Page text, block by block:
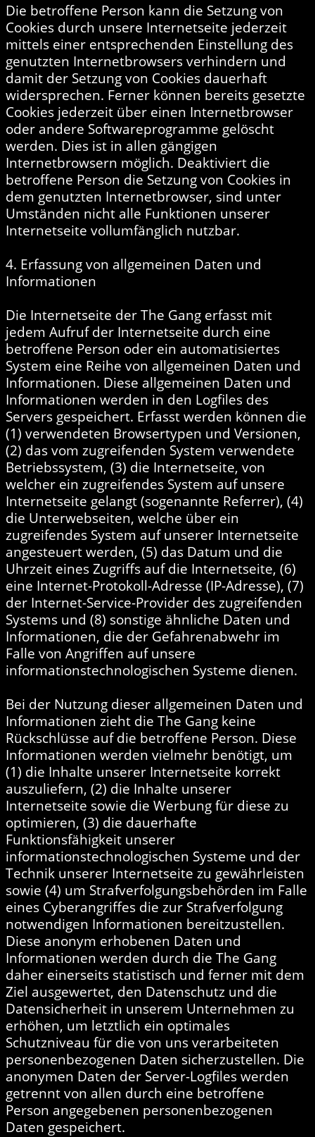
Die betroffene Person kann die Setzung von
Cookies durch unsere Internetseite jederzeit
mittels einer entsprechenden Einstellung des
genutzten Internetbrowsers verhindern und
damit der Setzung von Cookies dauerhaft
widersprechen. Ferner können bereits gesetzte
Cookies jederzeit über einen Internetbrowser
oder andere Softwareprogramme gelöscht
werden. Dies ist in allen gängigen
Internetbrowsern möglich. Deaktiviert die
betroffene Person die Setzung von Cookies in
dem genutzten Internetbrowser, sind unter
Umständen nicht alle Funktionen unserer
Internetseite vollumfänglich nutzbar.
4. Erfassung von allgemeinen Daten und
Informationen
Die Internetseite der The Gang erfasst mit
jedem Aufruf der Internetseite durch eine
betroffene Person oder ein automatisiertes
System eine Reihe von allgemeinen Daten und
Informationen. Diese allgemeinen Daten und
Informationen werden in den Logfiles des
Servers gespeichert. Erfasst werden können die
(1) verwendeten Browsertypen und Versionen,
(2) das vom zugreifenden System verwendete
Betriebssystem, (3) die Internetseite, von
welcher ein zugreifendes System auf unsere
Internetseite gelangt (sogenannte Referrer), (4)
die Unterwebseiten, welche über ein
zugreifendes System auf unserer Internetseite
angesteuert werden, (5) das Datum und die
Uhrzeit eines Zugriffs auf die Internetseite, (6)
eine Internet-Protokoll-Adresse (IP-Adresse), (7)
der Internet-Service-Provider des zugreifenden
Systems und (8) sonstige ähnliche Daten und
Informationen, die der Gefahrenabwehr im
Falle von Angriffen auf unsere
informationstechnologischen Systeme dienen.
Bei der Nutzung dieser allgemeinen Daten und
Informationen zieht die The Gang keine
Rückschlüsse auf die betroffene Person. Diese
Informationen werden vielmehr benötigt, um
(1) die Inhalte unserer Internetseite korrekt
auszuliefern, (2) die Inhalte unserer
Internetseite sowie die Werbung für diese zu
optimieren, (3) die dauerhafte
Funktionsfähigkeit unserer
informationstechnologischen Systeme und der
Technik unserer Internetseite zu gewährleisten
sowie (4) um Strafverfolgungsbehörden im Falle
eines Cyberangriffes die zur Strafverfolgung
notwendigen Informationen bereitzustellen.
Diese anonym erhobenen Daten und
Informationen werden durch die The Gang
daher einerseits statistisch und ferner mit dem
Ziel ausgewertet, den Datenschutz und die
Datensicherheit in unserem Unternehmen zu
erhöhen, um letztlich ein optimales
Schutzniveau für die von uns verarbeiteten
personenbezogenen Daten sicherzustellen. Die
anonymen Daten der Server-Logfiles werden
getrennt von allen durch eine betroffene
Person angegebenen personenbezogenen
Daten gespeichert.